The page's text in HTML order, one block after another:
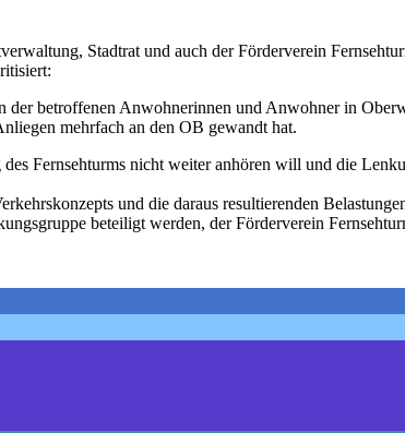
Stadtrat und auch der Förderverein
der betroffenen Anwohnerinnen und Anwohner in
mehrfach an den OB gewandt hat.
Fernsehturms nicht weiter anhören will und die
und die daraus resultierenden
beteiligt werden, der Förderverein